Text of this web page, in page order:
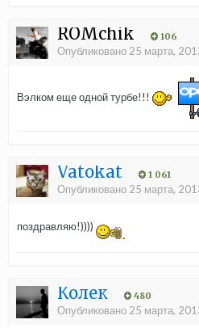
ROMchik 106
Опубликовано 25 марта,
Вэлком еще одной турбе!!!
Vatokat 1 061
Опубликовано 25 марта,
поздравляю!))))
Колек 480
Опубликовано 25 марта,